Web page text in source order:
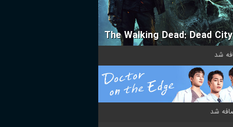
The Walking Dead: Dead City